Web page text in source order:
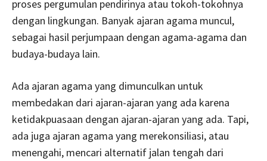
proses pergumulan pendirinya atau tokoh-tokohnya
dengan lingkungan. Banyak ajaran agama muncul,
sebagai hasil perjumpaan dengan agama-agama dan
budaya-budaya lain.
Ada ajaran agama yang dimunculkan untuk
membedakan dari ajaran-ajaran yang ada karena
ketidakpuasaan dengan ajaran-ajaran yang ada. Tapi,
ada juga ajaran agama yang merekonsiliasi, atau
menengahi, mencari alternatif jalan tengah dari